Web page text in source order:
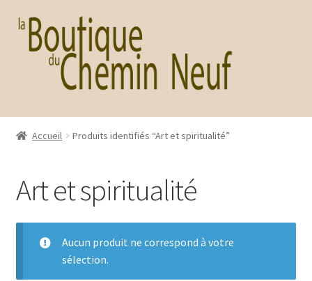
Aller
navigation
Aller
contenu
Accueil Produits identifiés “Art et spiritualité”
Art et spiritualité
Aucun produit ne correspond à votre
sélection.